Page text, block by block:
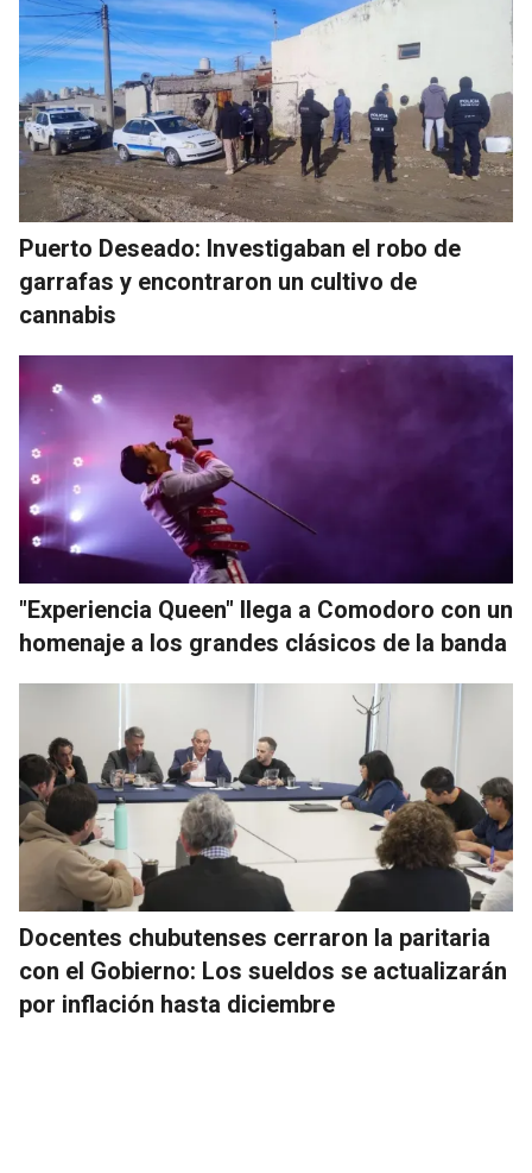
Puerto Deseado: Investigaban el robo de
garrafas y encontraron un cultivo de
cannabis
"Experiencia Queen" llega a Comodoro con un
homenaje a los grandes clásicos de la banda
Docentes chubutenses cerraron la paritaria
con el Gobierno: Los sueldos se actualizarán
por inflación hasta diciembre